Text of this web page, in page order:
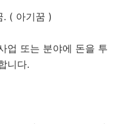
( 아기꿈 )
업 또는 분야에 돈을 투
니다.